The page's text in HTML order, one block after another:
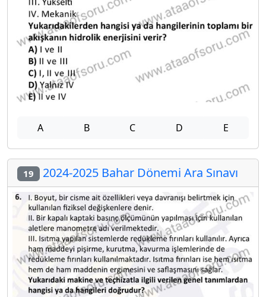
A B C D E
19 2024-2025 Bahar Dönemi Ara Sınavı